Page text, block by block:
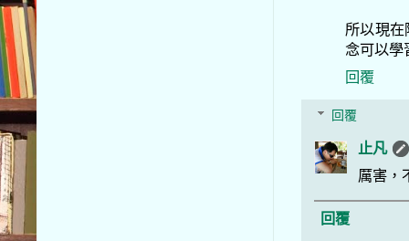
所以現
念可以學
回覆
回覆
止凡
厲害，
回覆